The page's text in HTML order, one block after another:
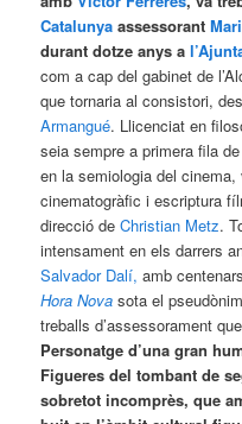
Catalunya assessorant
durant dotze anys a
com a cap del gabinet de
que tornaria al consistori,
Armangué. Llicenciat en
seia sempre a primera fila
en la semiologia del
cinematogràfic i escriptura
direcció deChristian Metz.
intensament en els darrers
Salvador Dalí, amb
Hora Nova sota el
treballs d’assessorament
Personatge d’una gran
Figueres del tombant de
sobretot incomprès, que